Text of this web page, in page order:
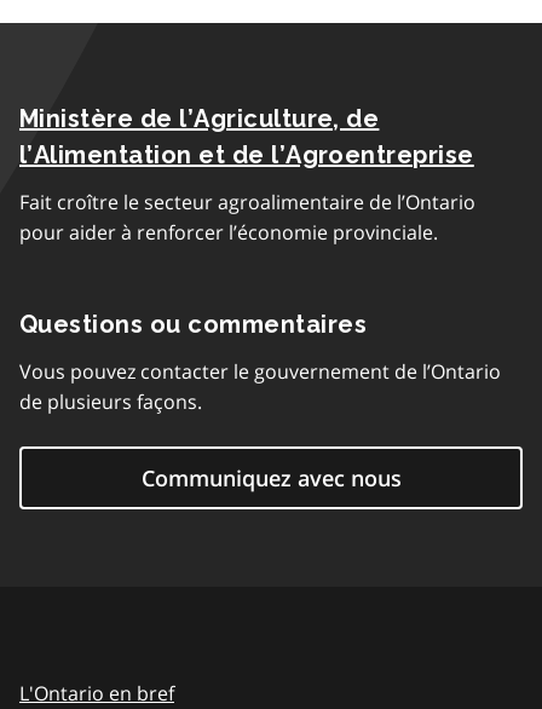
Ministère de l’Agriculture, de
l’Alimentation et de l’Agroentreprise
Fait croître le secteur agroalimentaire de l’Ontario
pour aider à renforcer l’économie provinciale.
Questions ou commentaires
Vous pouvez contacter le gouvernement de l’Ontario
de plusieurs façons.
Communiquez avec nous
L'Ontario en bref